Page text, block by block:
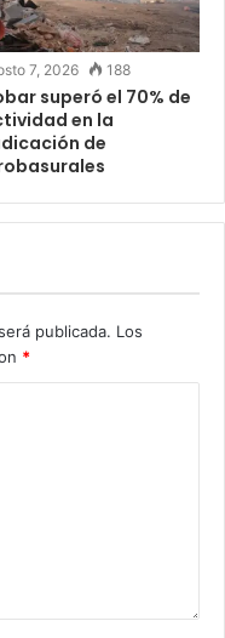
7, 2026 188
superó el 70% de
en la
de
publicada. Los
*